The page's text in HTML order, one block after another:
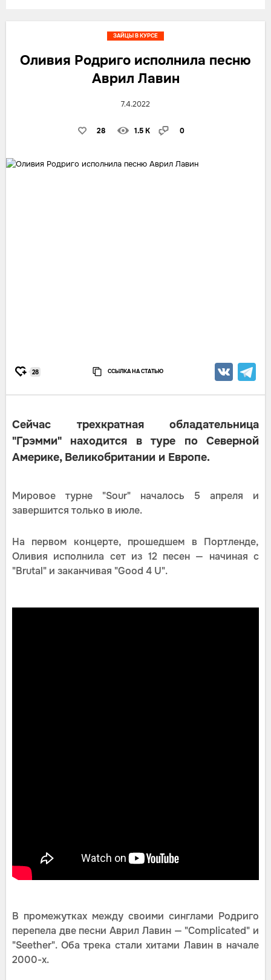
Оливия Родриго исполнила песню
Аврил Лавин
7.4.2022
28 1.5 K 0
ЗАЙЦЫ В КУРСЕ
28 ССЫЛКА НА СТАТЬЮ
Сейчас трехкратная обладательница
"Грэмми" находится в туре по Северной
Америке, Великобритании и Европе.
Мировое турне "Sour" началось 5 апреля и
завершится только в июле.
На первом концерте, прошедшем в Портленде,
Оливия исполнила сет из 12 песен — начиная с
"Brutal" и заканчивая "Good 4 U".
В промежутках между своими синглами Родриго
перепела две песни Аврил Лавин — "Complicated" и
"Seether". Оба трека стали хитами Лавин в начале
2000-х.